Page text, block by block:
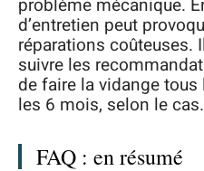
problème mécanique.
d’entretien peut
réparations coûteuses.
suivre les
de faire la vidange
les 6 mois, selon le cas.
FAQ : en résumé